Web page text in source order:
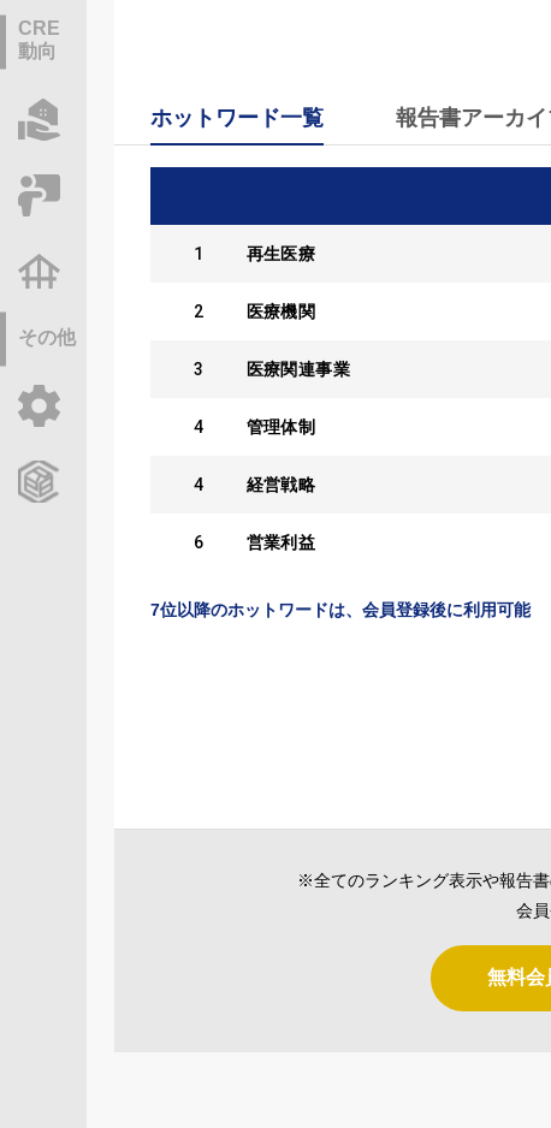
CRE
動向
物件情報サーチ
その他
CCReBサービスのご案内
ホットワード一覧 報告書アーカ
1 再生医療
2 医療機関
3 医療関連事業
4 管理体制
4 経営戦略
6 営業利益
7位以降のホットワードは、会員登録後に利用可能
※全てのランキング表示や報告
会
無料会